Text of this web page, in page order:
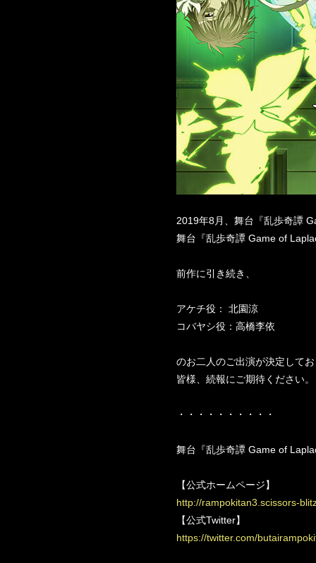
2019年8月、舞台『乱歩奇譚
舞台『乱歩奇譚 Game of
前作に引き続き、
アケチ役： 北園涼
コバヤシ役：高橋李依
のお二人のご出演が決定して
皆様、続報にご期待ください。
・・・・・・・・・・
舞台『乱歩奇譚 Game of
【公式ホームページ】
http://rampokitan3.scissors-
【公式Twitter】
https://twitter.com/